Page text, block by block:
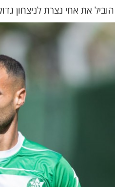
את אחי נצרת לניצחון